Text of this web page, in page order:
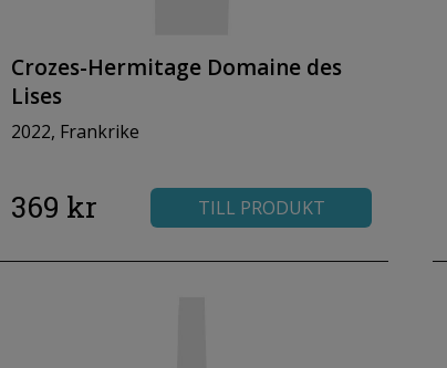
Crozes-Hermitage Domaine des
Lises
2022, Frankrike
369 kr TILL PRODUKT